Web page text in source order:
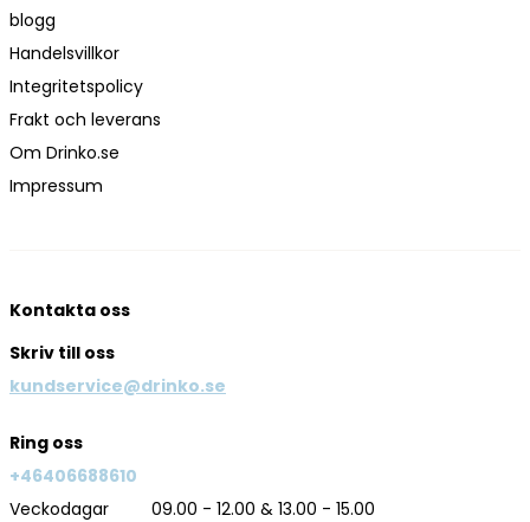
blogg
Handelsvillkor
Integritetspolicy
Frakt och leverans
Om Drinko.se
Impressum
Kontakta oss
Skriv till oss
kundservice@drinko.se
Ring oss
+46406688610
Veckodagar
09.00 - 12.00 & 13.00 - 15.00